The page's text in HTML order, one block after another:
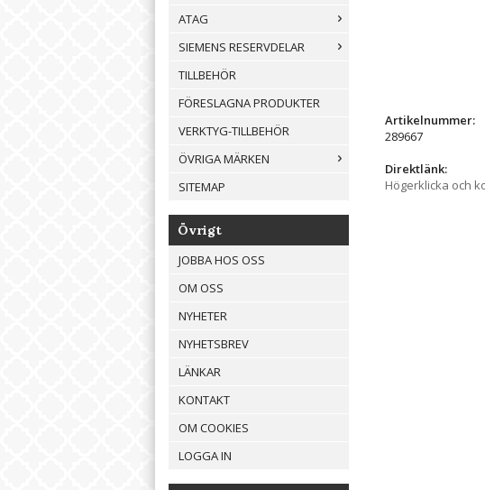
ATAG
SIEMENS RESERVDELAR
TILLBEHÖR
FÖRESLAGNA PRODUKTER
VERKTYG-TILLBEHÖR
ÖVRIGA MÄRKEN
SITEMAP
Övrigt
JOBBA HOS OSS
OM OSS
NYHETER
NYHETSBREV
LÄNKAR
KONTAKT
OM COOKIES
LOGGA IN
Artikelnummer:
289667
Direktlänk:
Högerklicka och